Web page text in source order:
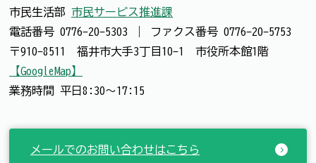
市民生活部 市民サービス推進課
電話番号 0776-20-5303 ファクス番号 0776-20-5753
〒910-8511 福井市大手3丁目10-1 市役所本館1階
【GoogleMap】
業務時間 平日8:30～17:15
メールでのお問い合わせはこちら